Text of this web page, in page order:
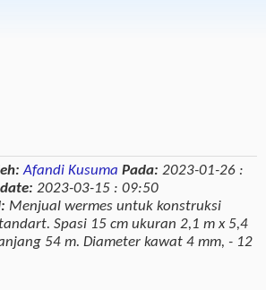
Afandi Kusuma Pada: 2023-01-26 :
2023-03-15 : 09:50
Menjual wermes untuk konstruksi
Spasi 15 cm ukuran 2,1 m x 5,4
54 m. Diameter kawat 4 mm, - 12